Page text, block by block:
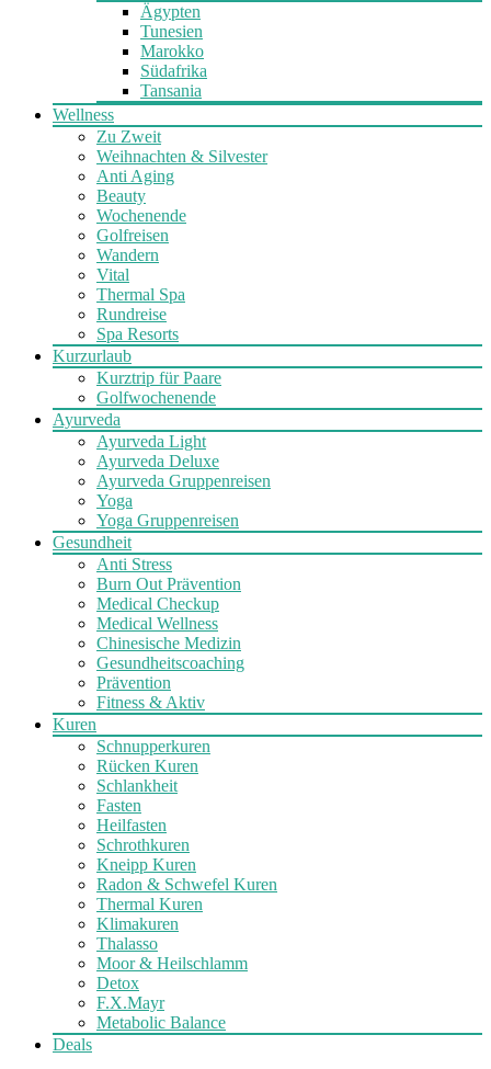
Ägypten
Tunesien
Marokko
Südafrika
Tansania
Wellness
Zu Zweit
Weihnachten & Silvester
Anti Aging
Beauty
Wochenende
Golfreisen
Wandern
Vital
Thermal Spa
Rundreise
Spa Resorts
Kurzurlaub
Kurztrip für Paare
Golfwochenende
Ayurveda
Ayurveda Light
Ayurveda Deluxe
Ayurveda Gruppenreisen
Yoga
Yoga Gruppenreisen
Gesundheit
Anti Stress
Burn Out Prävention
Medical Checkup
Medical Wellness
Chinesische Medizin
Gesundheitscoaching
Prävention
Fitness & Aktiv
Kuren
Schnupperkuren
Rücken Kuren
Schlankheit
Fasten
Heilfasten
Schrothkuren
Kneipp Kuren
Radon & Schwefel Kuren
Thermal Kuren
Klimakuren
Thalasso
Moor & Heilschlamm
Detox
F.X.Mayr
Metabolic Balance
Deals